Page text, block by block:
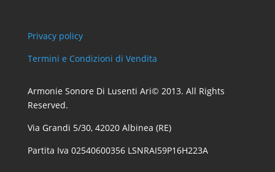
Privacy policy
Termini e Condizioni di Vendita
Armonie Sonore Di Lusenti Ari© 2013. All Rights
Reserved.
Via Grandi 5/30, 42020 Albinea (RE)
Partita Iva 02540600356 LSNRAI59P16H223A